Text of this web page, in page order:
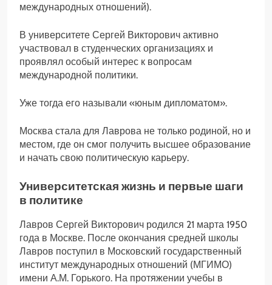
международных отношений).
В университете Сергей Викторович активно
участвовал в студенческих организациях и
проявлял особый интерес к вопросам
международной политики.
Уже тогда его называли «юным дипломатом».
Москва стала для Лаврова не только родиной, но и
местом, где он смог получить высшее образование
и начать свою политическую карьеру.
Университетская жизнь и первые шаги
в политике
Лавров Сергей Викторович родился 21 марта 1950
года в Москве. После окончания средней школы
Лавров поступил в Московский государственный
институт международных отношений (МГИМО)
имени А.М. Горького. На протяжении учебы в